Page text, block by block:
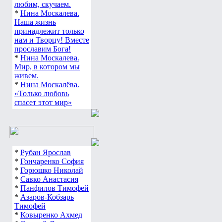
любим, скучаем.
* Нина Москалева.
Наша жизнь
принадлежит только
нам и Творцу! Вместе
прославим Бога!
* Нина Москалева.
Мир, в котором мы
живем.
* Нина Москалёва.
«Только любовь
спасет этот мир»
* Рубан Ярослав
* Гончаренко София
* Горюшко Николай
* Савко Анастасия
* Панфилов Тимофей
* Азаров-Кобзарь
Тимофей
* Ковыренко Ахмед